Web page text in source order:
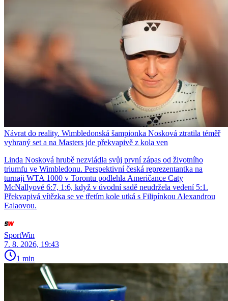
Návrat do reality. Wimbledonská šampionka Nosková ztratila téměř
vyhraný set a na Masters jde překvapivě z kola ven
Linda Nosková hrubě nezvládla svůj první zápas od životního
triumfu ve Wimbledonu. Perspektivní česká reprezentantka na
turnaji WTA 1000 v Torontu podlehla Američance Caty
McNallyové 6:7, 1:6, když v úvodní sadě neudržela vedení 5:1.
Překvapivá vítězka se ve třetím kole utká s Filipínkou Alexandrou
Ealaovou.
SportWin
7. 8. 2026, 19:43
1 min